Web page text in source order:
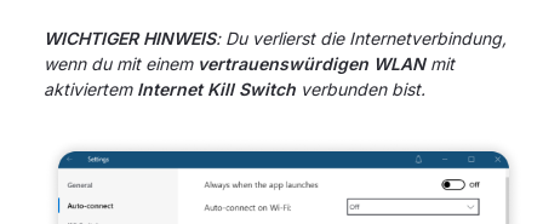
WICHTIGER HINWEIS: Du verlierst die Internetverbindung,
wenn du mit einem vertrauenswürdigen WLANmit
aktiviertem Internet Kill Switch verbunden bist.